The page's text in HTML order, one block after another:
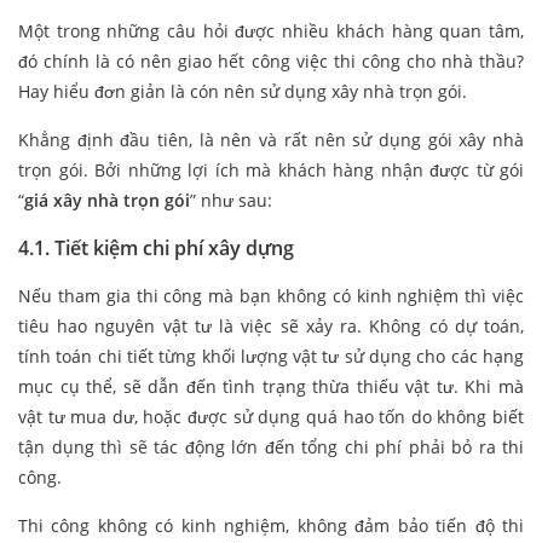
Một trong những câu hỏi được nhiều khách hàng quan tâm,
đó chính là có nên giao hết công việc thi công cho nhà thầu?
Hay hiểu đơn giản là cón nên sử dụng xây nhà trọn gói.
Khẳng định đầu tiên, là nên và rất nên sử dụng gói xây nhà
trọn gói. Bởi những lợi ích mà khách hàng nhận được từ gói
“giá xây nhà trọn gói” như sau:
4.1. Tiết kiệm chi phí xây dựng
Nếu tham gia thi công mà bạn không có kinh nghiệm thì việc
tiêu hao nguyên vật tư là việc sẽ xảy ra. Không có dự toán,
tính toán chi tiết từng khối lượng vật tư sử dụng cho các hạng
mục cụ thể, sẽ dẫn đến tình trạng thừa thiếu vật tư. Khi mà
vật tư mua dư, hoặc được sử dụng quá hao tốn do không biết
tận dụng thì sẽ tác động lớn đến tổng chi phí phải bỏ ra thi
công.
Thi công không có kinh nghiệm, không đảm bảo tiến độ thi